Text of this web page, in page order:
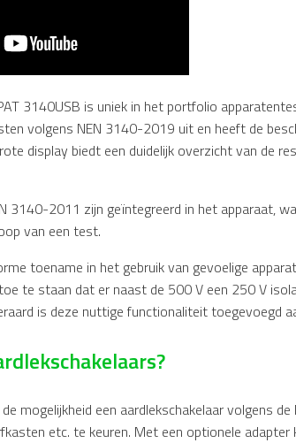
3140USB is uniek in het portfolio
volgens NEN 3140-2019 uit en heeft de
display biedt een duidelijk overzicht van de
3140-2011 zijn geïntegreerd in het apparaat,
van een test.
toename in het gebruik van gevoelige
te staan dat er naast de 500 V een 250 V
is deze nuttige functionaliteit toegevoegd
mogelijkheid een aardlekschakelaar volgens
etc. te keuren. Met een optionele